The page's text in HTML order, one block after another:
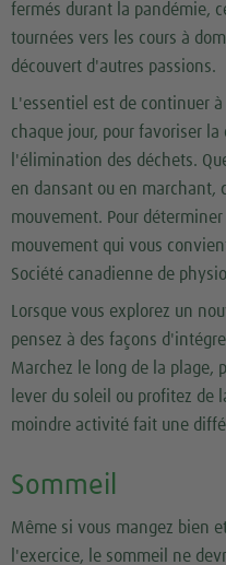
fermés durant la pandémie,
tournées vers les cours à
découvert d'autres passions.
L'essentiel est de continuer
chaque jour, pour favoriser
l'élimination des déchets.
en dansant ou en marchant,
mouvement. Pour
mouvement qui vous
Société canadienne de
Lorsque vous explorez un
pensez à des façons
Marchez le long de la plage,
lever du soleil ou profitez de
moindre activité fait une
Sommeil
Même si vous mangez bien
l'exercice, le sommeil ne